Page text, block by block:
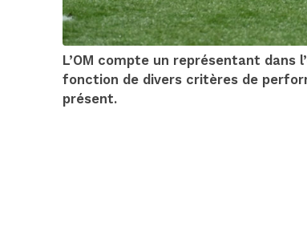
L’OM compte un représentant dans
fonction de divers critères de
présent.